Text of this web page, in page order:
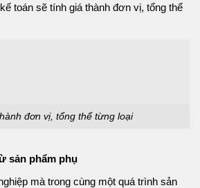
toán sẽ tính giá thành đơn vị, tổng thể
đơn vị, tổng thể từng loại
sản phẩm phụ
mà trong cùng một quá trình sản